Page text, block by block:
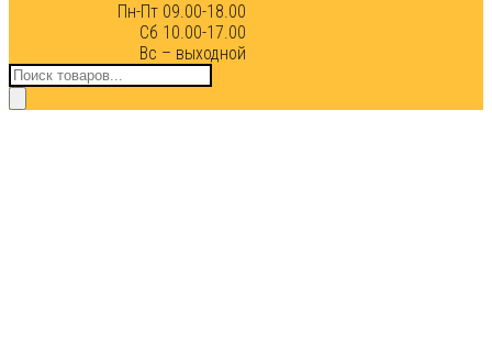
Пн-Пт 09.00-18.00
Сб 10.00-17.00
Вс – выходной
Поиск
товаров